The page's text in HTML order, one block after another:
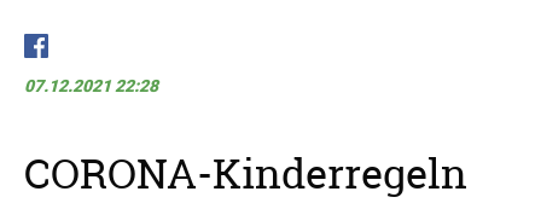
07.12.2021 22:28
CORONA-Kinderregeln